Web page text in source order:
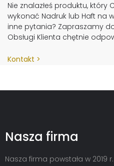
Nie znalazłeś produktu, który
wykonać Nadruk lub Haft na
inne pytania? Zapraszamy
Obsługi Klienta chętnie
Kontakt
Nasza firma
Nasza firma powstała w 2019